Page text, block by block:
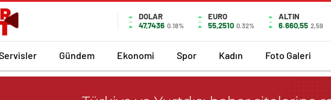
DOLAR
47,7436 0.18%
EURO
55,2510 0.32%
ALTIN
6.660,55 2,59
Gündem Ekonomi Spor Kadın Foto Galeri